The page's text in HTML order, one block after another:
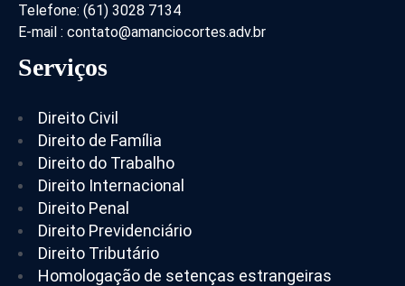
Telefone: (61) 3028 7134
E-mail : contato@amanciocortes.adv.br
Serviços
Direito Civil
Direito de Família
Direito do Trabalho
Direito Internacional
Direito Penal
Direito Previdenciário
Direito Tributário
Homologação de setenças estrangeiras